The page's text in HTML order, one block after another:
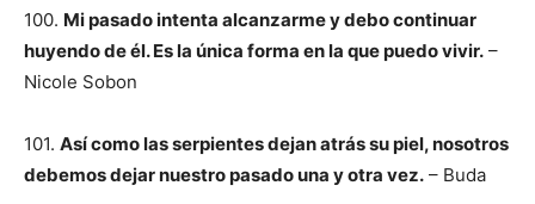
100. Mi pasado intenta alcanzarme y debo continuar
huyendo de él. Es la única forma en la que puedo vivir. –
Nicole Sobon
101. Así como las serpientes dejan atrás su piel, nosotros
debemos dejar nuestro pasado una y otra vez. – Buda